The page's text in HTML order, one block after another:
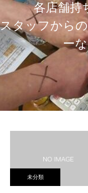
各店舗持
スタッフからの
ーな
未分類